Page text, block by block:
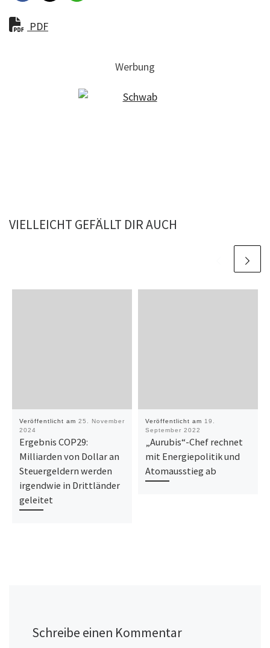
PDF
Werbung
VIELLEICHT GEFÄLLT DIR AUCH
Veröffentlicht am 25. November
2024
Ergebnis COP29:
Milliarden von Dollar an
Steuergeldern werden
irgendwie in Drittländer
geleitet
Veröffentlicht am 19.
September 2022
„Aurubis“-Chef rechnet
mit Energiepolitik und
Atomausstieg ab
Schreibe einen Kommentar